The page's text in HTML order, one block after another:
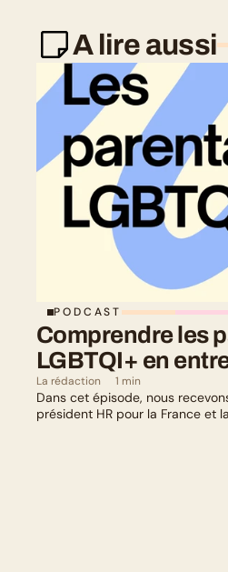
A lire aussi
PODCAST
Comprendre les
LGBTQI+ en
La rédaction 1 min
Dans cet épisode, nous
président HR pour la France et